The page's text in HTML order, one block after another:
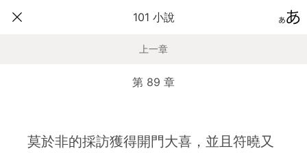
101 小說
上一章
第 89 章
莫於非的採訪獲得開門大喜，並且符曉又